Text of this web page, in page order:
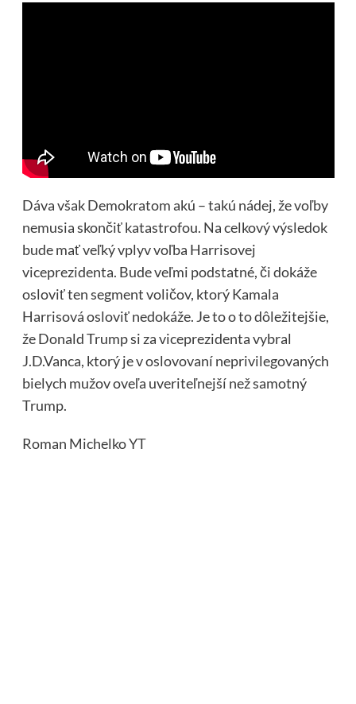
Dáva však Demokratom akú – takú nádej, že voľby
nemusia skončiť katastrofou. Na celkový výsledok
bude mať veľký vplyv voľba Harrisovej
viceprezidenta. Bude veľmi podstatné, či dokáže
osloviť ten segment voličov, ktorý Kamala
Harrisová osloviť nedokáže. Je to o to dôležitejšie,
že Donald Trump si za viceprezidenta vybral
J.D.Vanca, ktorý je v oslovovaní neprivilegovaných
bielych mužov oveľa uveriteľnejší než samotný
Trump.
Roman MichelkoYT